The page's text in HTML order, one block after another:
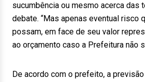
sucumbência ou mesmo acerca das
debate. “Mas apenas eventual risco
possam, em face de seu valor
ao orçamento caso a Prefeitura não
De acordo com o prefeito, a